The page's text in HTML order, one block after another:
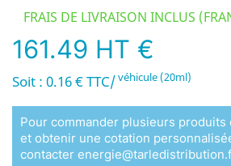
FRAIS DE LIVRAISON INCLUS
161.49 HT €
Soit : 0.16 € TTC/véhicule (20ml)
Pour commander plusieurs
et obtenir une cotation
contacter